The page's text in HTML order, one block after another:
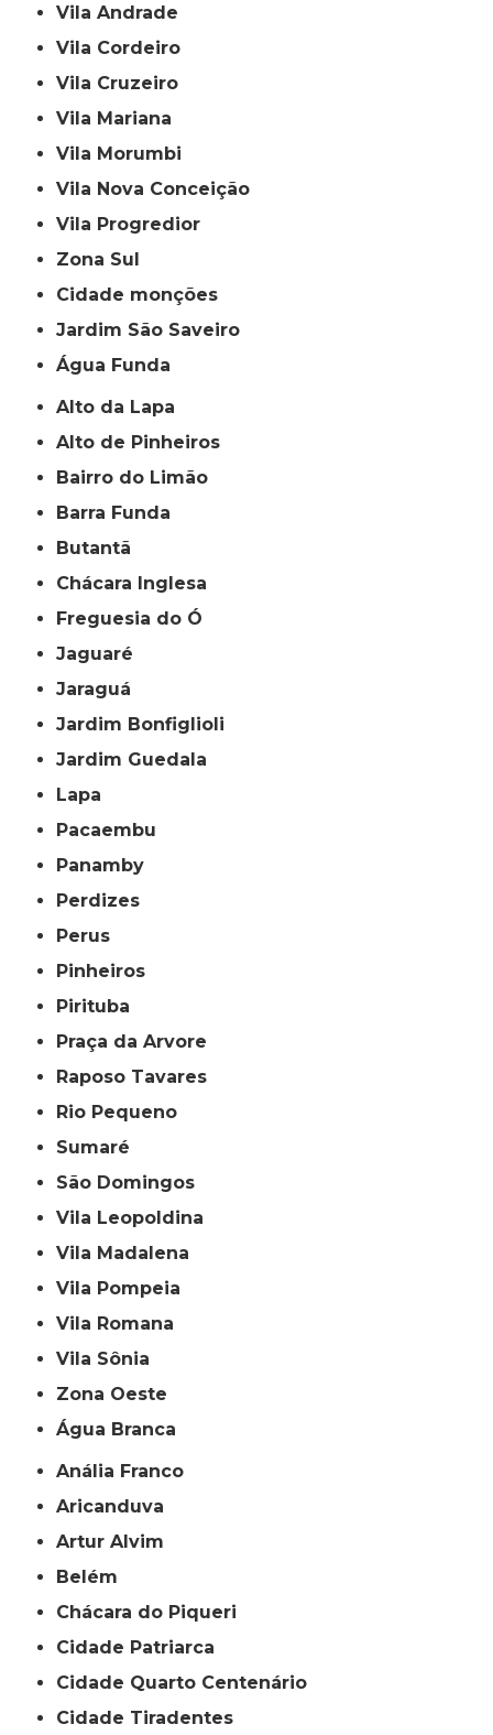
Vila Andrade
Vila Cordeiro
Vila Cruzeiro
Vila Mariana
Vila Morumbi
Vila Nova Conceição
Vila Progredior
Zona Sul
cidade monções
jardim São Saveiro
Água Funda
Alto da Lapa
Alto de Pinheiros
Bairro do Limão
Barra Funda
Butantã
Chácara Inglesa
Freguesia do Ó
Jaguaré
Jaraguá
Jardim Bonfiglioli
Jardim Guedala
Lapa
Pacaembu
Panamby
Perdizes
Perus
Pinheiros
Pirituba
Praça da Arvore
Raposo Tavares
Rio Pequeno
Sumaré
São Domingos
Vila Leopoldina
Vila Madalena
Vila Pompeia
Vila Romana
Vila Sônia
Zona Oeste
Água Branca
Anália Franco
Aricanduva
Artur Alvim
Belém
Chácara do Piqueri
Cidade Patriarca
Cidade Quarto Centenário
Cidade Tiradentes